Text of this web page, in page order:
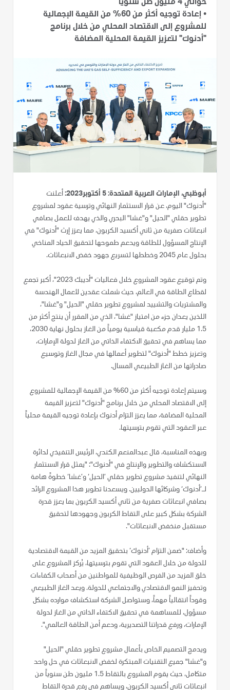
حوالي 4 مليون طن سنوياً
•
إعادة توجيه أكثر من 60% من القيمة الإجمالية
للمشروع إلى الاقتصاد المحلي من خلال برنامج
"أدنوك" لتعزيز القيمة المحلية المضافة
أبوظبي، الإمارات العربية المتحدة: 5 أكتوبر2023:
أعلنت
"أدنوك" اليوم، عن قرار الاستثمار النهائي وترسية عقود لمشروع
تطوير حقلي "الحيل" و"غشا" البحري والذي يهدف للعمل بصافي
انبعاثات صفرية من ثاني أكسيد الكربون، مما يعزز إرث "أدنوك" في
الإنتاج المسؤول للطاقة ويدعم طموحها لتحقيق الحياد المناخي
بحلول عام 2045 وخططها لتسريع جهود خفض الانبعاثات.
وتم توقيع عقود المشروع خلال فعاليات "أديبك 2023"، أكبر تجمع
لقطاع الطاقة في العالم، حيث شملت عقدين لأعمال الهندسة
والمشتريات والتشييد لمشروع تطوير حقلي "الحيل" و"غشا"،
اللذين يعدان جزء من امتياز "غشا"، الذي من المقرر أن ينتج أكثر من
1.5 مليار قدم مكعبة قياسية يومياً من الغاز بحلول نهاية 2030،
مما يساهم في تحقيق الاكتفاء الذاتي من الغاز لدولة الإمارات،
وتعزيز خطط "أدنوك" لتطوير أعمالها في مجال الغاز وتوسيع
صادراتها من الغاز الطبيعي المسال.
وسيتم إعادة توجيه أكثر من 60% من القيمة الإجمالية للمشروع
إلى الاقتصاد المحلي من خلال برنامج "أدنوك" لتعزيز القيمة
المحلية المضافة، مما يعزز التزام أدنوك بإعادة توجيه القيمة محلياً
عبر العقود التي تقوم بترسيتها.
وبهذه المناسبة، قال عبدالمنعم الكندي، الرئيس التنفيذي لدائرة
الاستكشاف والتطوير والإنتاج في "أدنوك": "يمثل قرار الاستثمار
النهائي لتنفيذ مشروع تطوير حقلي ’الحيل‘ و’غشا‘ خطوةً هامة
لـ’أدنوك‘ وشركائها الدوليين. ويسعدنا تطوير هذا المشروع الرائد
بصافي انبعاثات صفرية من ثاني أكسيد الكربون بما يعزز قدرة
الشركة بشكل كبير على التقاط الكربون وجهودها لتحقيق
مستقبل منخفض الانبعاثات".
وأضاف: "ضمن التزام ’أدنوك‘ بتحقيق المزيد من القيمة الاقتصادية
للدولة من خلال العقود التي تقوم بترسيتها، يُركز المشروع على
خلق المزيد من الفرص الوظيفية للمواطنين من أصحاب الكفاءات
وتحفيز النمو الاقتصادي والاجتماعي للدولة. ويعد الغاز الطبيعي
وقوداً انتقالياً مهماً، وستواصل الشركة استكشاف موارده بشكل
مسؤول، للمساهمة في تحقيق الاكتفاء الذاتي من الغاز لدولة
الإمارات، ورفع قدراتنا التصديرية، ودعم أمن الطاقة العالمي".
ويدمج التصميم الخاص بأعمال مشروع تطوير حقلي "الحيل"
و"غشا" جميع التقنيات المبتكرة لخفض الانبعاثات في حل واحد
متكامل، حيث يقوم المشروع بالتقاط 1.5 مليون طن سنوياً من
انبعاثات ثاني أكسيد الكربون، ويساهم في رفع قدرة التقاط